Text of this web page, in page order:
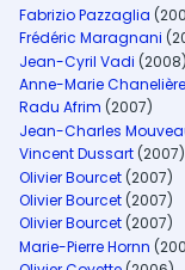
Fabrizio Pazzaglia
Frédéric Maragnani
Jean-Cyril Vadi (2008)
Anne-Marie Chanelière
Radu Afrim (2007)
Jean-Charles
Vincent Dussart (2007)
Olivier Bourcet (2007)
Olivier Bourcet (2007)
Olivier Bourcet (2007)
Marie-Pierre Hornn